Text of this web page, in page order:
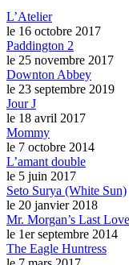
L’Atelier
le 16 octobre 2017
Paddington 2
le 25 novembre 2017
Downton Abbey
le 23 septembre 2019
Jour J
le 18 avril 2017
Mommy
le 7 octobre 2014
L’amant double
le 5 juin 2017
Seto Surya (White Sun)
le 20 janvier 2018
Mr. Morgan’s Last Love
le 1er septembre 2014
The Eagle Huntress